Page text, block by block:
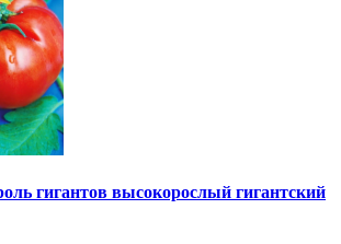
гигантов высокорослый гигантский